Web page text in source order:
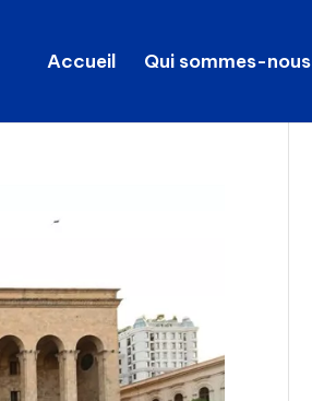
Accueil Qui sommes-nous